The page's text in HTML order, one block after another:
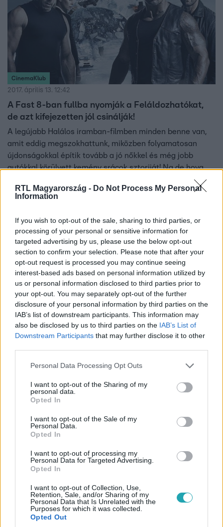
RTL Magyarország - Do Not Process My Personal
Information
If you wish to opt-out of the sale, sharing to third parties, or
processing of your personal or sensitive information for
targeted advertising by us, please use the below opt-out
section to confirm your selection. Please note that after your
opt-out request is processed you may continue seeing
interest-based ads based on personal information utilized by
us or personal information disclosed to third parties prior to
your opt-out. You may separately opt-out of the further
disclosure of your personal information by third parties on the
IAB’s list of downstream participants. This information may
also be disclosed by us to third parties on the IAB’s List of
Downstream Participants that may further disclose it to other
Please note that this website/app uses one or more Google
not limited to your visit or usage behaviour. You may click to
grant or deny consent to Google and its third-party tags to
use your data for below specified purposes in below Google
consent section.
Personal Data Processing Opt Outs
I want to opt-out of the Sharing of my
personal data.
Opted In
I want to opt-out of the Sale of my
Personal Data.
Opted In
I want to opt-out of processing my
Personal Data for Targeted Advertising.
Opted In
I want to opt-out of Collection, Use,
Retention, Sale, and/or Sharing of my
Personal Data that Is Unrelated with the
Purposes for which it was collected.
Opted Out
CinemaKlub
2017. április 13. 12:42
A Fast 8-ban fullba nyomják a Feláldozhatókat,
de azt kifejezetten jól csinálják!
A legújabb Halálos iramban-filmben minden benne van,
amit eddig megszokhattunk, miközben folyamatosan
újdonságokkal építik tovább a jó nőkkel és még jobb
autókkal körülvett kemény srácok sztoriját! Na de hova
CinemaKlub
2017. március 31. 14:18
Íme a csupasz valóság! Ismerd meg te is Ewan
vásznon, majd alkoholista a valóéletben? Hogy vált mégis
mindenki hősévé, Obi-Wan Kenobi-vá és lett a
családapa? A Trainspotting sztárja, most tényleg mindent
megmutat!